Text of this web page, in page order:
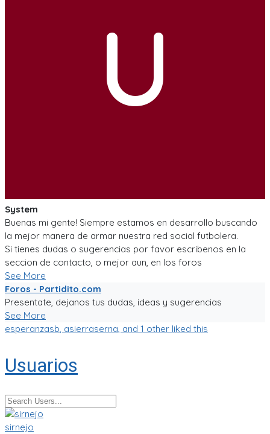
U
System
Buenas mi gente! Siempre estamos en desarrollo buscando
la mejor manera de armar nuestra red social futbolera.
Si tienes dudas o sugerencias por favor escribenos en la
seccion de contacto, o mejor aun, en los foros
See More
Foros - Partidito.com
Presentate, dejanos tus dudas, ideas y sugerencias
See More
esperanzasb, asierraserna, and 1 other liked this
Usuarios
sirnejo